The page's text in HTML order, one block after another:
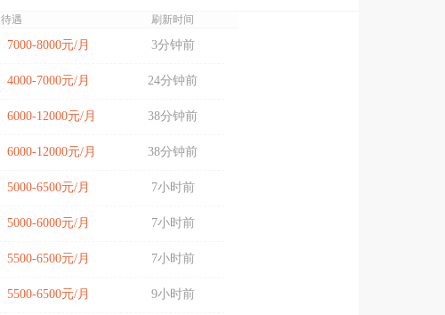
待遇 刷新时间
7000-8000元/月 3分钟前
4000-7000元/月 24分钟前
6000-12000元/月 38分钟前
6000-12000元/月 38分钟前
5000-6500元/月 7小时前
5000-6000元/月 7小时前
5500-6500元/月 7小时前
5500-6500元/月 9小时前